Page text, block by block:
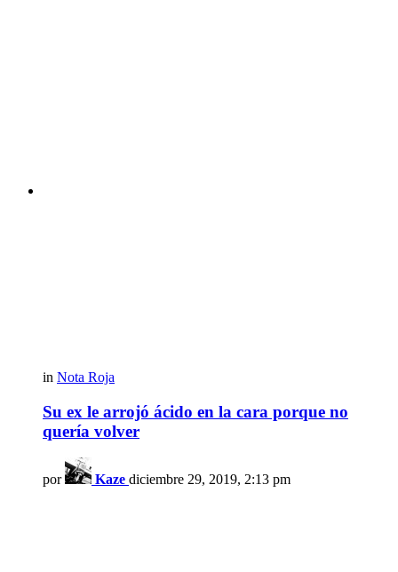
in Nota Roja
Su ex le arrojó ácido en la cara porque no
quería volver
por Kaze diciembre 29, 2019, 2:13 pm